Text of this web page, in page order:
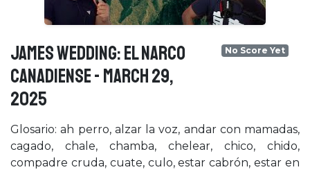
JAMES WEDDING: EL NARCO
CANADIENSE - March 29,
2025
No Score Yet
Glosario: ah perro, alzar la voz, andar con mamadas,
cagado, chale, chamba, chelear, chico, chido,
compadre cruda, cuate, culo, estar cabrón, estar en